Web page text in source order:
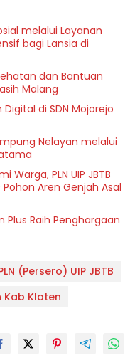
melalui Layanan
bagi Lansia di
dan Bantuan
Malang
di SDN Mojorejo
Nelayan melalui
Warga, PLN UIP JBTB
Aren Genjah Asal
Plus Raih Penghargaan
(Persero) UIP JBTB
Kab Klaten